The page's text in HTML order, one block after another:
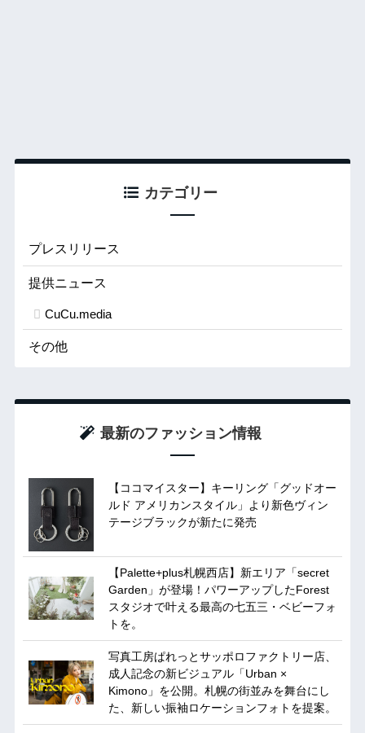
カテゴリー
プレスリリース
提供ニュース
CuCu.media
その他
最新のファッション情報
【ココマイスター】キーリング「グッドオー
ルド アメリカンスタイル」より新色ヴィン
テージブラックが新たに発売
【Palette+plus札幌西店】新エリア「secret
Garden」が登場！パワーアップしたForest
スタジオで叶える最高の七五三・ベビーフォ
トを。
写真工房ぱれっとサッポロファクトリー店、
成人記念の新ビジュアル「Urban ×
Kimono」を公開。札幌の街並みを舞台にし
た、新しい振袖ロケーションフォトを提案。